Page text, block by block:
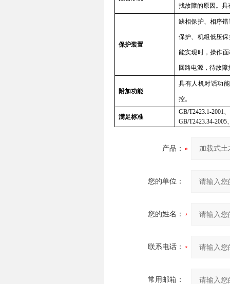
找故障的原因。
保护装置
缺相保护、相序
保护、机组低压
能实现时，操作
回路电源，待故
附加功能
具有人机对话功
控。
满足标准
GB/T2423.1-2001
GB/T2423.34-2005
产品：
您的单位：
您的姓名：
联系电话：
常用邮箱：